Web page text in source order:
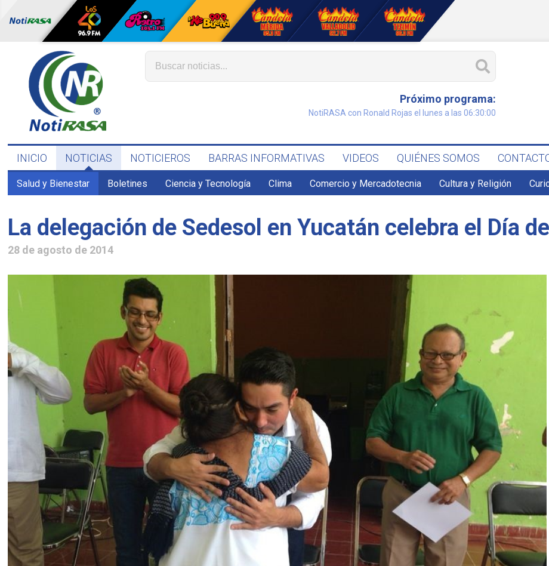
Próximo programa:
NotiRASA con Ronald Rojas el lunes a las 06:30:00
INICIO NOTICIAS NOTICIEROS BARRAS INFORMATIVAS VIDEOS QUIÉNES SOMOS
Salud y Bienestar Boletines Ciencia y Tecnología Clima Comercio y Mercadotecnia Cultura y Religión
La delegación de Sedesol en Yucatán celebra el Día
28 de agosto de 2014